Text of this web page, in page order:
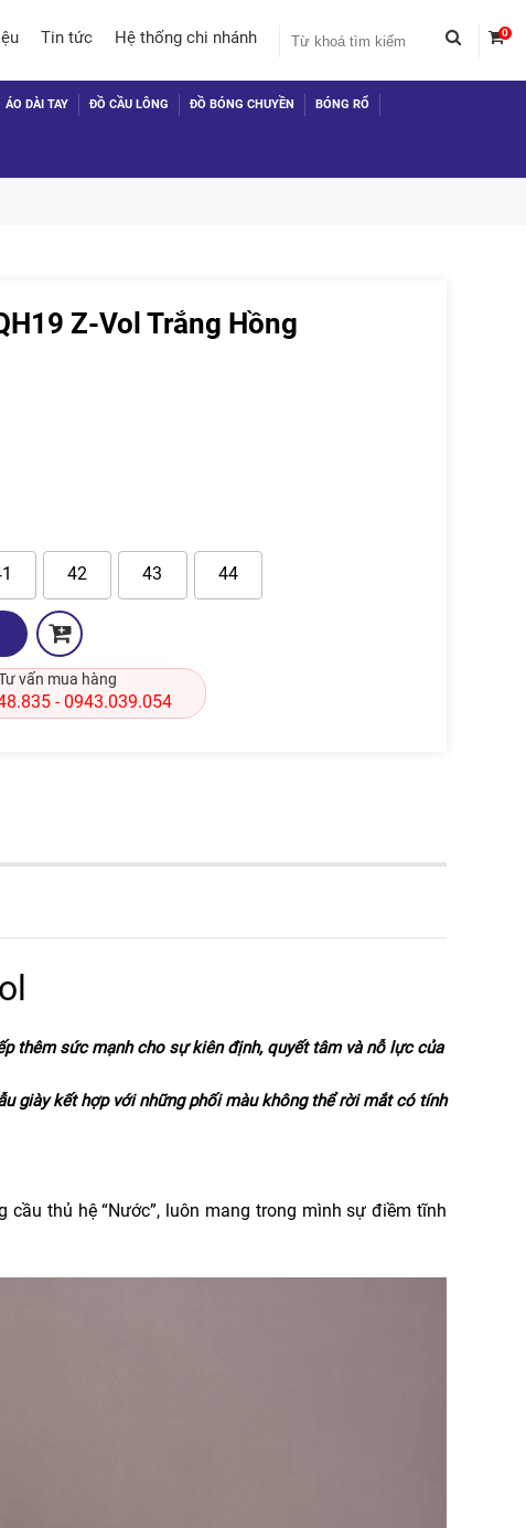
Tin tức Hệ thống chi nhánh 0
ÁO DÀI TAY ĐỒ CẦU LÔNG ĐỒ BÓNG CHUYỀN BÓNG RỔ
TỤC MUA HÀNG
Z-Vol Trắng Hồng
42 43 44
vấn mua hàng
- 0943.039.054
thêm sức mạnh cho sự kiên định, quyết tâm và nỗ lực của
giày kết hợp với những phối màu không thể rời mắt có tính
thủ hệ “Nước”, luôn mang trong mình sự điềm tĩnh